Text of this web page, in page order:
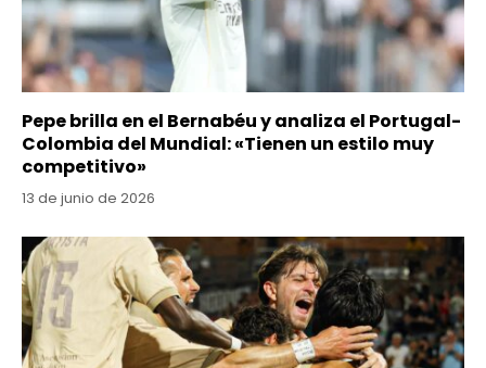
Pepe brilla en el Bernabéu y analiza el Portugal-
Colombia del Mundial: «Tienen un estilo muy
competitivo»
13 de junio de 2026